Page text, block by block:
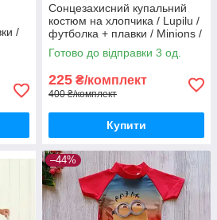
/
Сонцезахисний купальний
костюм на хлопчика / Lupilu /
футболка + плавки / Minions /
р.74-80 – 6-12 місяців
Готово до відправки 3 од.
225 ₴/комплект
400 ₴/комплект
Купити
–44%